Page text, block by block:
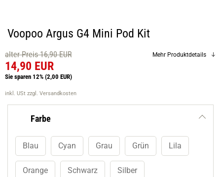
Voopoo Argus G4 Mini Pod Kit
alter Preis 16,90 EUR
14,90 EUR
Sie sparen 12% (2,00 EUR)
inkl. USt zzgl. Versandkosten
Mehr Produktdetails
Farbe
Blau Cyan Grau Grün Lila
Orange Schwarz Silber